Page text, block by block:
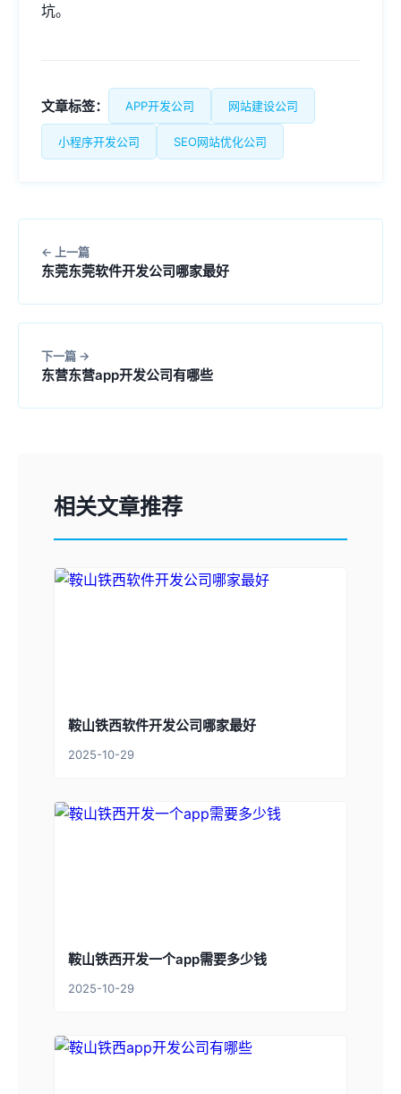
坑。
文章标签： APP开发公司 网站建设公司
小程序开发公司 SEO网站优化公司
上一篇
东莞东莞软件开发公司哪家最好
下一篇
东营东营app开发公司有哪些
相关文章推荐
鞍山铁西软件开发公司哪家最好
2025-10-29
鞍山铁西开发一个app需要多少钱
2025-10-29